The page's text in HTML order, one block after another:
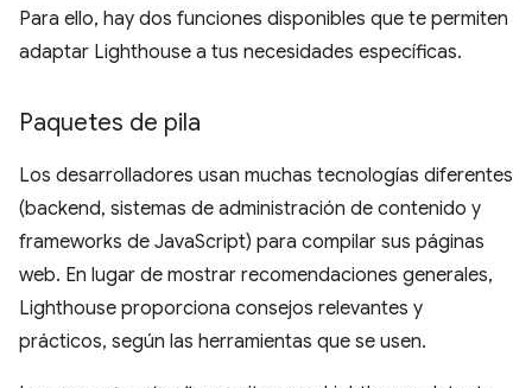
Para ello, hay dos funciones disponibles que te permiten
adaptar Lighthouse a tus necesidades específicas.
Paquetes de pila
Los desarrolladores usan muchas tecnologías diferentes
(backend, sistemas de administración de contenido y
frameworks de JavaScript) para compilar sus páginas
web. En lugar de mostrar recomendaciones generales,
Lighthouse proporciona consejos relevantes y
prácticos, según las herramientas que se usen.